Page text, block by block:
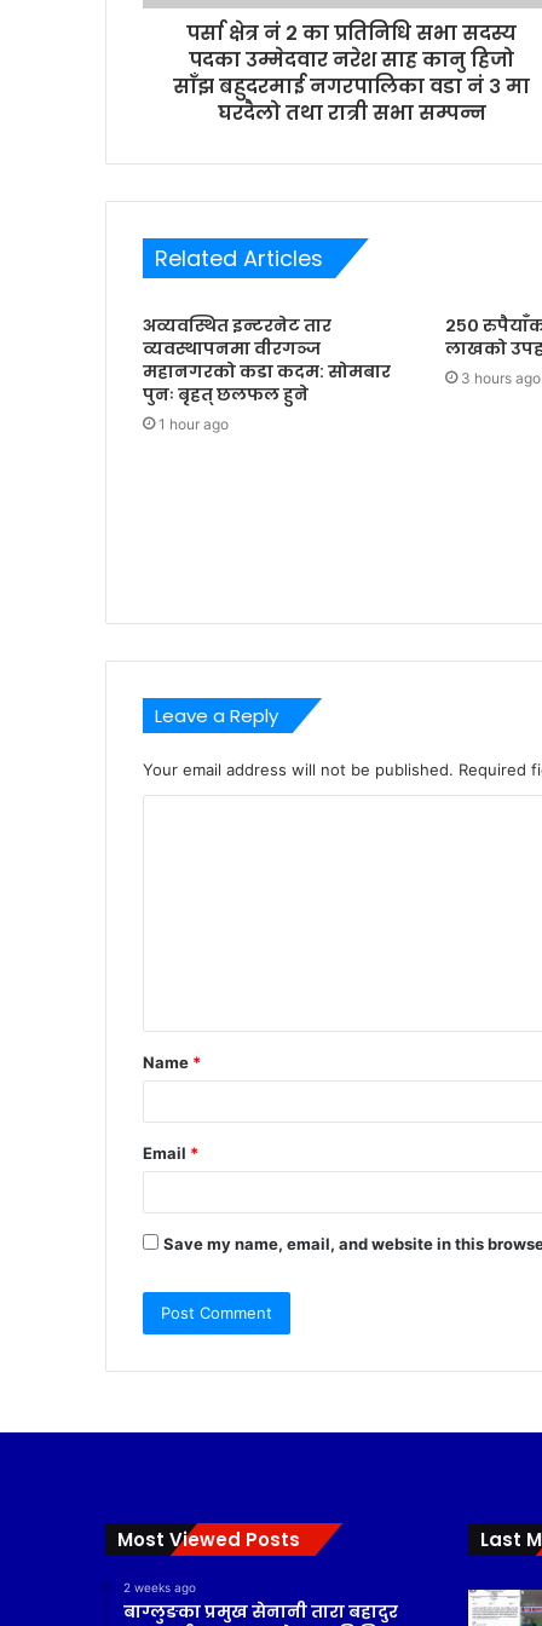
r
पर्सा क्षेत्र नं २ का प्रतिनिधि सभा सदस्य
पदका उम्मेदवार नरेश साह कानु हिजो
साँझ बहुदरमाई नगरपालिका वडा नं ३ मा
घरदैलो तथा रात्री सभा सम्पन्न
Related Articles
अव्यवस्थित इन्टरनेट तार
व्यवस्थापनमा वीरगञ्ज
महानगरको कडा कदम: सोमबार
पुनः बृहत् छलफल हुने
1 hour ago
२५०
लाखको
3 hours ago
Leave a Reply
Your email address will not be published. Required
t
*
Name *
Email *
Save my name, email, and website in this
Most Viewed Posts
2 weeks ago
बाग्लुङका प्रमुख सेनानी तारा बहादुर
Last